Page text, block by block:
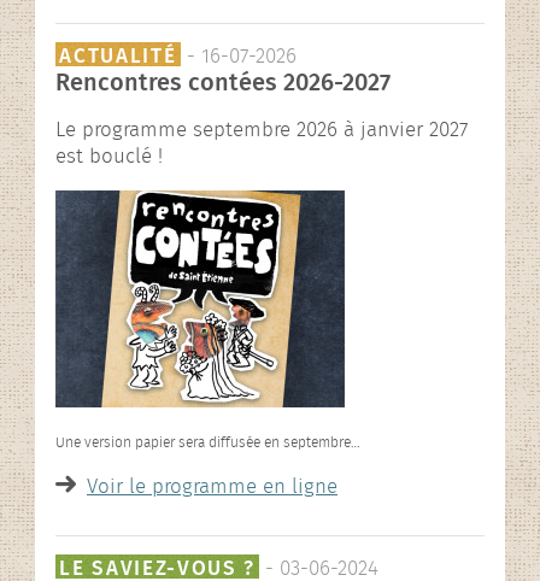
ACTUALITÉ - 16-07-2026
Rencontres contées 2026-2027
Le programme septembre 2026 à janvier 2027
est bouclé !
Une version papier sera diffusée en septembre…
Voir le programme en ligne
LE SAVIEZ-VOUS ? - 03-06-2024